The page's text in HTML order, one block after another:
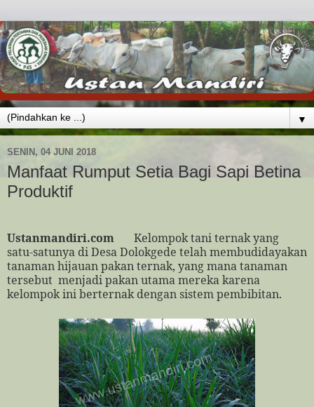
▼
SENIN, 04 JUNI 2018
Manfaat Rumput Setia Bagi Sapi Betina
Produktif
Ustanmandiri.com
Kelompok tani ternak yang
satu-satunya di Desa Dolokgede telah membudidayakan
tanaman hijauan pakan ternak, yang mana tanaman
tersebut menjadi pakan utama mereka karena
kelompok ini berternak dengan sistem pembibitan.